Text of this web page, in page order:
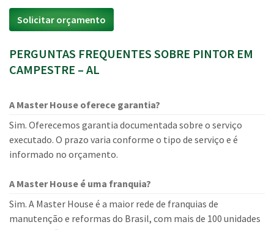
Solicitar orçamento
PERGUNTAS FREQUENTES SOBRE PINTOR EM
CAMPESTRE – AL
A Master House oferece garantia?
Sim. Oferecemos garantia documentada sobre o serviço
executado. O prazo varia conforme o tipo de serviço e é
informado no orçamento.
A Master House é uma franquia?
Sim. A Master House é a maior rede de franquias de
manutenção e reformas do Brasil, com mais de 100 unidades